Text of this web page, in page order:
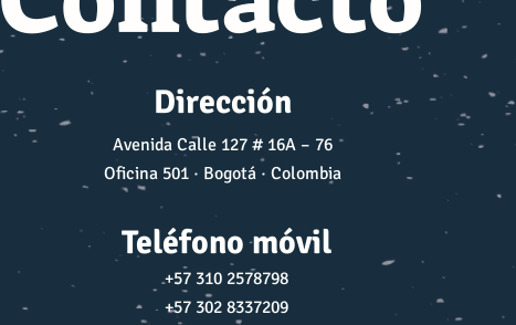
Dirección
Avenida Calle 127 # 16A – 76
Oficina 501 · Bogotá · Colombia
Teléfono móvil
+57 310 2578798
+57 302 8337209